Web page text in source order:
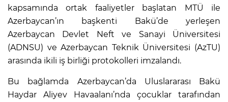
kapsamında ortak faaliyetler başlatan MTÜ ile
Azerbaycan’ın başkenti Bakü’de yerleşen
Azerbaycan Devlet Neft ve Sanayi Üniversitesi
(ADNSU) ve Azerbaycan Teknik Üniversitesi (AzTU)
arasında ikili iş birliği protokolleri imzalandı.
Bu bağlamda Azerbaycan’da Uluslararası Bakü
Haydar Aliyev Havaalanı’nda çocuklar tarafından